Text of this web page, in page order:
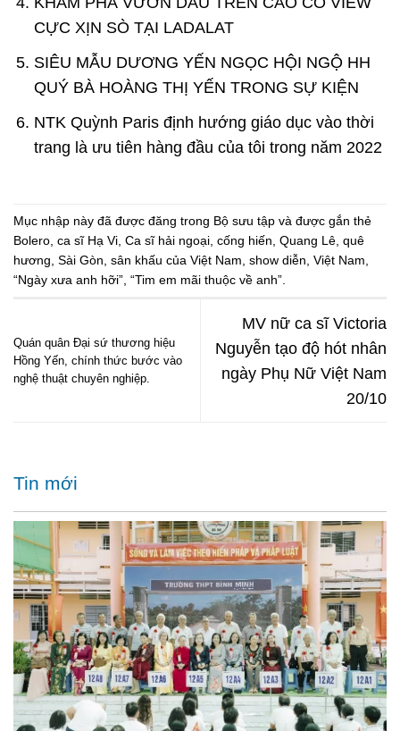
CỰC XỊN SÒ TẠI LADALAT
SIÊU MẪU DƯƠNG YẾN NGỌC HỘI NGỘ HH
QUÝ BÀ HOÀNG THỊ YẾN TRONG SỰ KIỆN
NTK Quỳnh Paris định hướng giáo dục vào thời
trang là ưu tiên hàng đầu của tôi trong năm 2022
Mục nhập này đã được đăng trong Bộ sưu tập và được gắn thẻ
Bolero ca sĩ Hạ Vi Ca sĩ hải ngoại cống hiến Quang Lê quê
hương Sài Gòn sân khấu của Việt Nam show diễn Việt Nam
“Ngày xưa anh hỡi” “Tim em mãi thuộc về anh”
Quán quân Đại sứ thương hiệu
Hồng Yến, chính thức bước vào
nghệ thuật chuyên nghiệp.
MV nữ ca sĩ Victoria
Nguyễn tạo độ hót nhân
ngày Phụ Nữ Việt Nam
20/10
Tin mới